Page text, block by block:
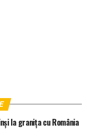
la granița cu România